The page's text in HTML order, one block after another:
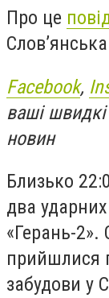
Про це
Facebook,
ваші
новин
Близько
два
«Герань-2».
прийшлися
забудови у